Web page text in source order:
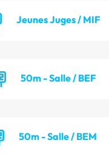
Jeunes Juges / MIF
50m - Salle / BEF
50m - Salle / BEM